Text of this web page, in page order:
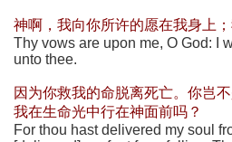
神啊，我向你所许的愿在我身上
Thy vows are upon me, O God: I
unto thee.
因为你救我的命脱离死亡。你岂
我在生命光中行在神面前吗？
For thou hast delivered my soul